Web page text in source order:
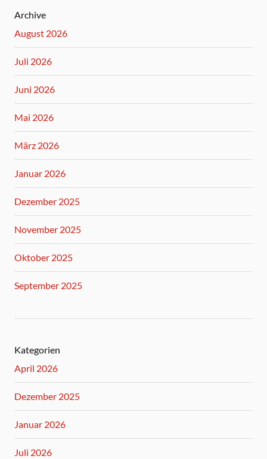
Archive
August 2026
Juli 2026
Juni 2026
Mai 2026
März 2026
Januar 2026
Dezember 2025
November 2025
Oktober 2025
September 2025
Kategorien
April 2026
Dezember 2025
Januar 2026
Juli 2026